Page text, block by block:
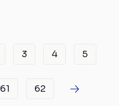
3 4 5
61 62